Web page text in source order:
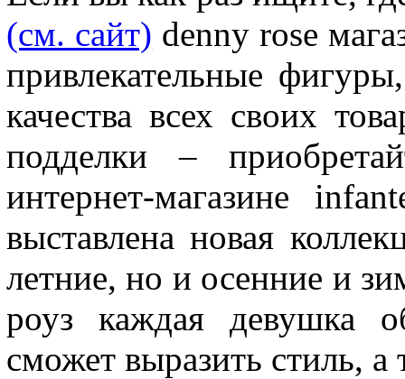
(см. сайт) denny rose
привлекательные
качества всех своих
подделки –
интернет-магазине
выставлена новая
летние, но и осенние и
роуз каждая девушка
сможет выразить стиль, а